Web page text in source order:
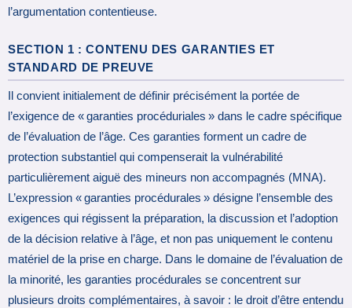
l’argumentation contentieuse.
SECTION 1 : CONTENU DES GARANTIES ET
STANDARD DE PREUVE
Il convient initialement de définir précisément la portée de
l’exigence de « garanties procéduriales » dans le cadre spécifique
de l’évaluation de l’âge. Ces garanties forment un cadre de
protection substantiel qui compenserait la vulnérabilité
particulièrement aiguë des mineurs non accompagnés (MNA).
L’expression « garanties procédurales » désigne l’ensemble des
exigences qui régissent la préparation, la discussion et l’adoption
de la décision relative à l’âge, et non pas uniquement le contenu
matériel de la prise en charge. Dans le domaine de l’évaluation de
la minorité, les garanties procédurales se concentrent sur
plusieurs droits complémentaires, à savoir : le droit d’être entendu